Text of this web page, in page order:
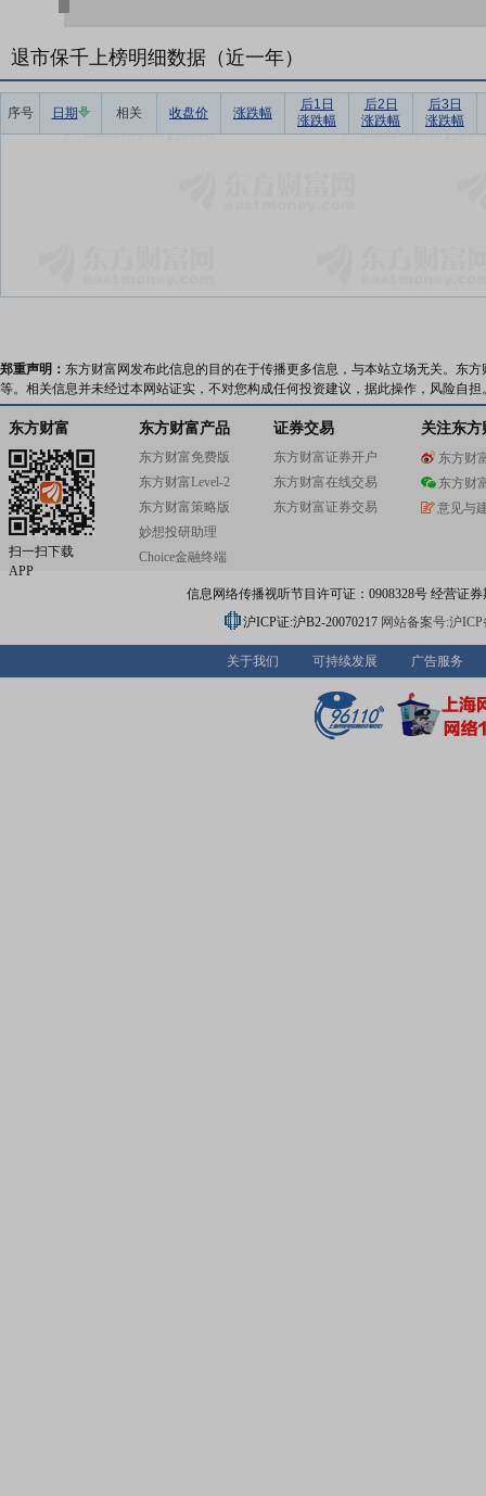
退市保千上榜明细数据（近一年）
序号 日期 相关 收盘价 涨跌幅
后1日
涨跌幅
后2日
涨跌幅
后3日
涨跌幅
郑重声明： 东方财富网发布此信息的目的在于传播更多信息，与本站立场无关。东
等。相关信息并未经过本网站证实，不对您构成任何投资建议，据此操作，风险自担